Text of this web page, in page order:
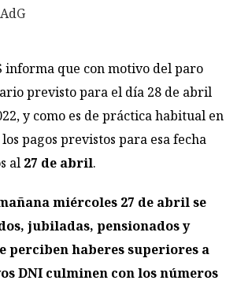
informa que con motivo del paro
previsto para el día 28 de abril
y como es de práctica habitual en
pagos previstos para esa fecha
al 27 de abril.
miércoles 27 de abril se
jubiladas, pensionados y
perciben haberes superiores a
DNI culminen con los números